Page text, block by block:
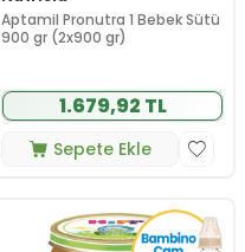
Aptamil Pronutra 1 Bebek Sütü
900 gr (2x900 gr)
1.679,92 TL
Sepete Ekle